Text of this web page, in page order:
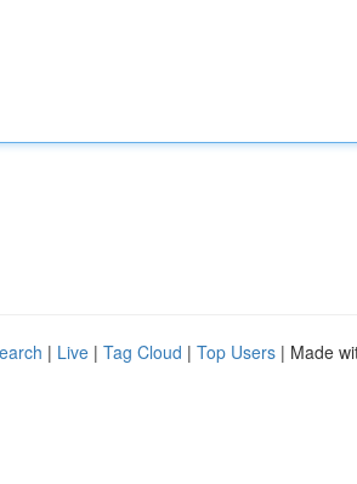
| Live | Tag Cloud | Top Users | Made